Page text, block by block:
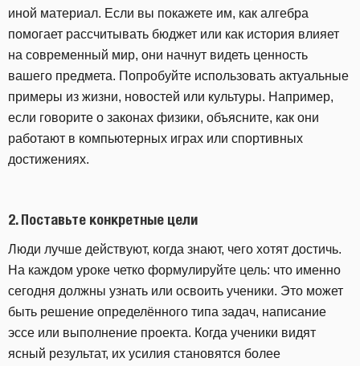
иной материал. Если вы покажете им, как алгебра
помогает рассчитывать бюджет или как история влияет
на современный мир, они начнут видеть ценность
вашего предмета. Попробуйте использовать актуальные
примеры из жизни, новостей или культуры. Например,
если говорите о законах физики, объясните, как они
работают в компьютерных играх или спортивных
достижениях.
2.Поставьте конкретные цели
Люди лучше действуют, когда знают, чего хотят достичь.
На каждом уроке четко формулируйте цель: что именно
сегодня должны узнать или освоить ученики. Это может
быть решение определённого типа задач, написание
эссе или выполнение проекта. Когда ученики видят
ясный результат, их усилия становятся более